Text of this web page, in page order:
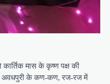
मास के कृष्ण पक्ष की
अवधपुरी के कण-कण, रज-रज में